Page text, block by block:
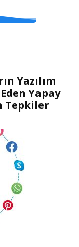
Yazılım
Yapay
Tepkiler